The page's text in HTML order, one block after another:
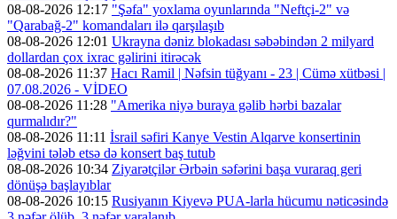
08-08-2026 12:17 "Şəfa" yoxlama oyunlarında "Neftçi-2" və
"Qarabağ-2" komandaları ilə qarşılaşıb
08-08-2026 12:01 Ukrayna dəniz blokadası səbəbindən 2 milyard
dollardan çox ixrac gəlirini itirəcək
08-08-2026 11:37 Hacı Ramil | Nəfsin tüğyanı - 23 | Cümə xütbəsi |
07.08.2026 - VİDEO
08-08-2026 11:28 "Amerika niyə buraya gəlib hərbi bazalar
qurmalıdır?"
08-08-2026 11:11 İsrail səfiri Kanye Vestin Alqarve konsertinin
ləğvini tələb etsə də konsert baş tutub
08-08-2026 10:34 Ziyarətçilər Ərbəin səfərini başa vuraraq geri
dönüşə başlayıblar
08-08-2026 10:15 Rusiyanın Kiyevə PUA-larla hücumu nəticəsində